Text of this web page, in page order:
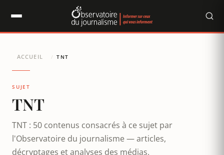
ACCUEIL / TNT
SUJET
TNT
TNT : 50 contenus consacrés à ce sujet par
l'Observatoire du journalisme — articles,
décryptages et analyses des médias.
Panneau de gestion des cookies